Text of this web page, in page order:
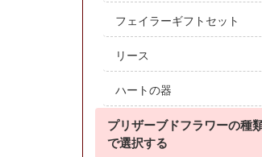
フェイラーギフトセット
リース
ハートの器
プリザーブドフラワーの種
で選択する